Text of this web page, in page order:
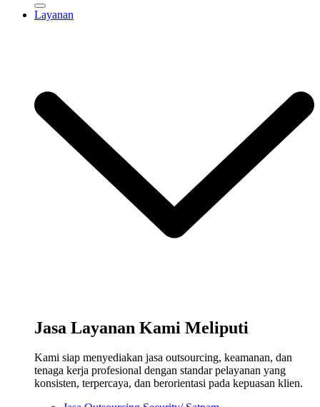
Layanan
Jasa Layanan Kami Meliputi
Kami siap menyediakan jasa outsourcing, keamanan, dan
tenaga kerja profesional dengan standar pelayanan yang
konsisten, terpercaya, dan berorientasi pada kepuasan klien.